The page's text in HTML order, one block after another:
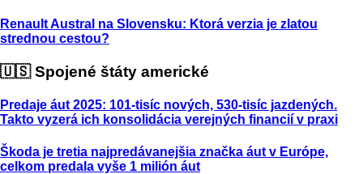
Renault Austral na Slovensku: Ktorá verzia je zlatou
strednou cestou?
🇺🇸 Spojené štáty americké
Predaje áut 2025: 101-tisíc nových, 530-tisíc jazdených.
Takto vyzerá ich konsolidácia verejných financií v praxi
Škoda je tretia najpredávanejšia značka áut v Európe,
celkom predala vyše 1 milión áut